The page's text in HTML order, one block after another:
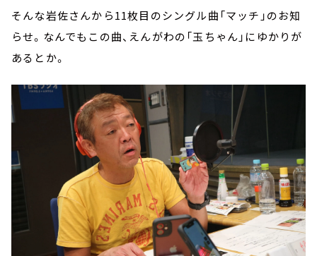
そんな岩佐さんから11枚目のシングル曲「マッチ」のお知
らせ。なんでもこの曲、えんがわの「玉ちゃん」にゆかりが
あるとか。